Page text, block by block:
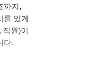
까지,
를 있게
원)이
다.